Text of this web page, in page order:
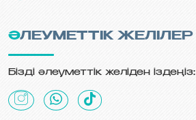
ӘЛЕУМЕТТІК ЖЕЛІЛЕР
Бізді әлеуметтік желіден іздеңіз: